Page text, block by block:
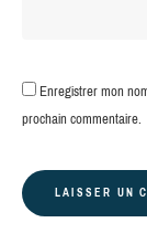
Enregistrer mon
prochain commentaire.